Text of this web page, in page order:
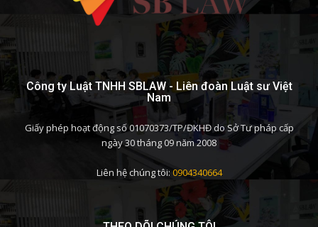
Công ty Luật TNHH SBLAW - Liên đoàn Luật sư Việt
Nam
Giấy phép hoạt động số 01070373/TP/ĐKHĐ do Sở Tư pháp cấp
ngày 30 tháng 09 năm 2008
Liên hệ chúng tôi: 0904340664